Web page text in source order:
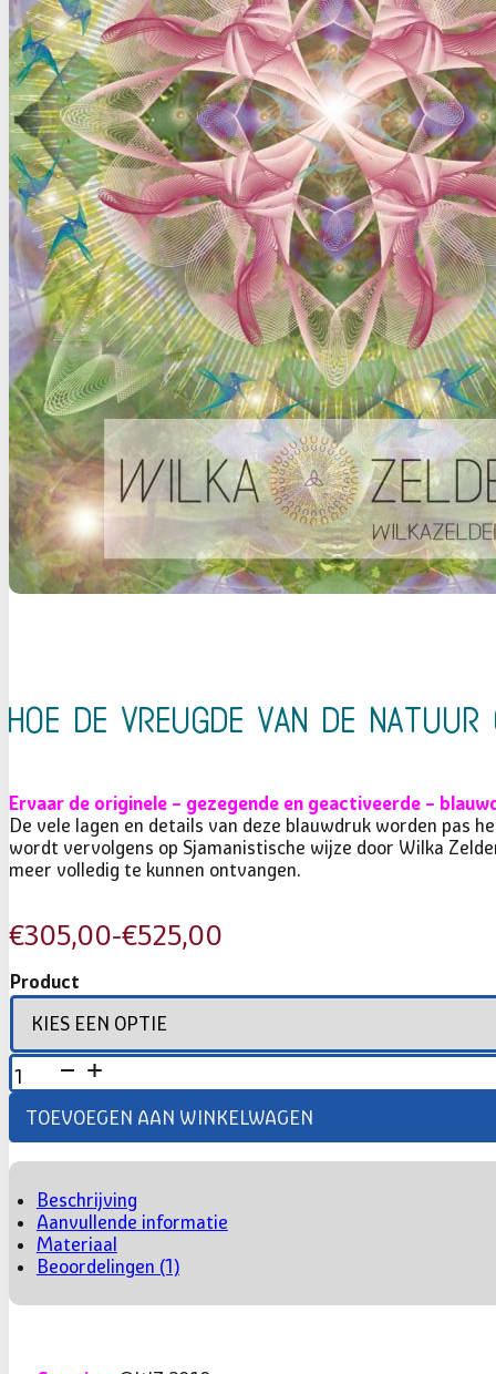
Hoe de vreugde van de
Ervaar de originele – gezegende en geactiveerde –
De vele lagen en details van deze blauwdruk worden pas
wordt vervolgens op Sjamanistische wijze door Wilka
meer volledig te kunnen ontvangen.
€305,00-€525,00
Prijsklasse:
€305,00
tot
€525,00
Product
HOE
DE
VREUGDE
VAN
DE
ONTVOUWT
AANTAL
TOEVOEGEN AAN WINKELWAGEN
Beschrijving
Aanvullende informatie
Materiaal
Beoordelingen (1)